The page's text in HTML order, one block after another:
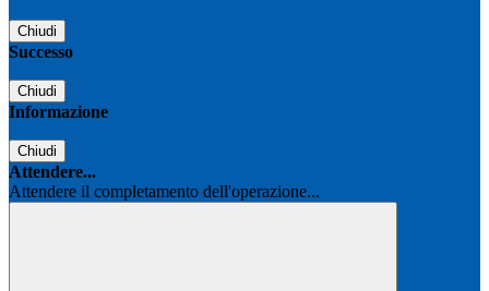
Chiudi
Successo
Chiudi
Informazione
Chiudi
Attendere...
Attendere il completamento dell'operazione...